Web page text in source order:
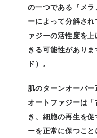
の一つである『メ
ーによって分解さ
ァジーの活性度を
きる可能性があり
ド）。
肌のターンオーバー
オートファジーは
き、細胞の再生を
ーを正常に保つこ